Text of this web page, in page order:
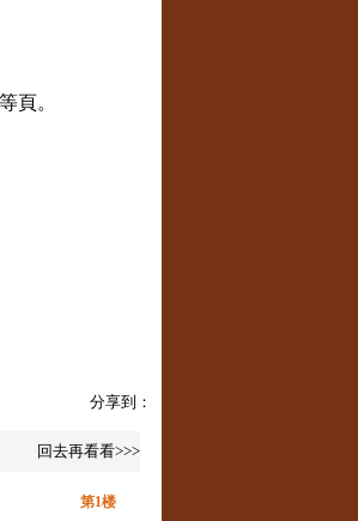
等頁。
分享到：
回去再看看>>>
第1楼